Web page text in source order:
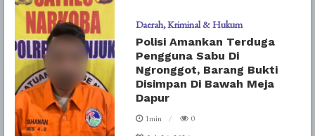
Daerah Kriminal & Hukum
Polisi Amankan Terduga
Pengguna Sabu Di
Ngronggot, Barang Bukti
Disimpan Di Bawah Meja
Dapur
1min
0